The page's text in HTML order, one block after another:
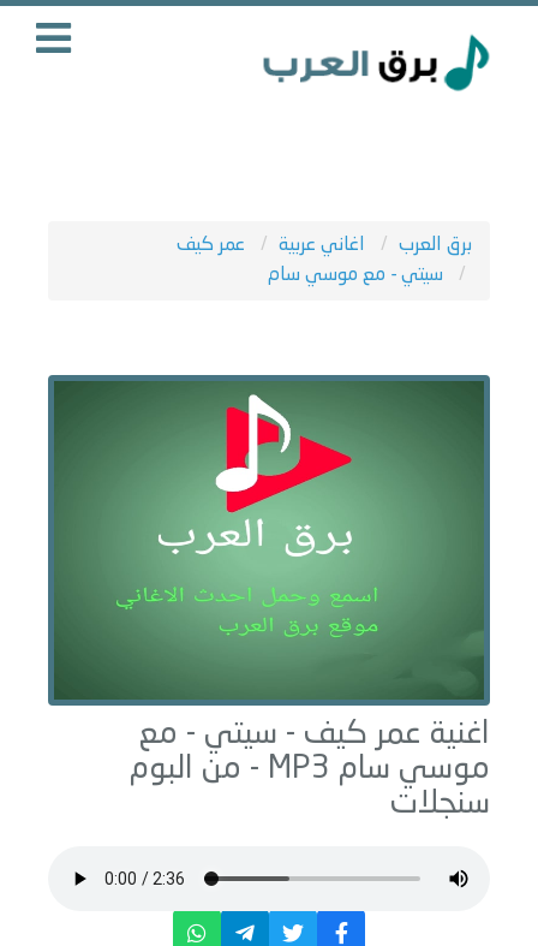
برق العرب اغاني عربية
عمر كيف
سيتي - مع موسي سام
اغنية عمر كيف - سيتي - مع
موسي سام
سنجلات